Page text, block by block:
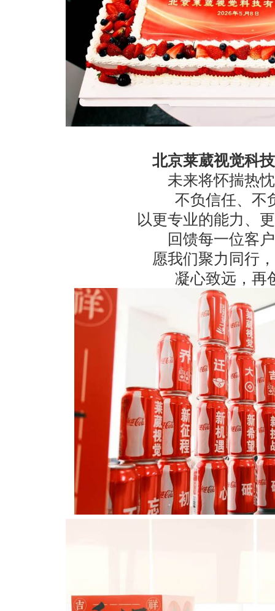
北京莱葳视觉科
未来将怀揣热
不负信任、不
以更专业的能力、
回馈每一位客
愿我们聚力同行
凝心致远，再